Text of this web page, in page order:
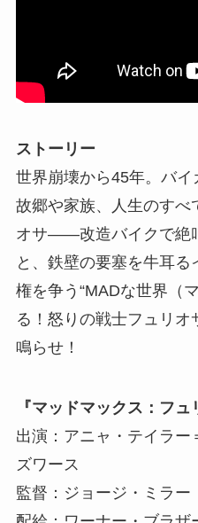
ストーリー
世界崩壊から45年。バイ
故郷や家族、人生のすべ
オサ――改造バイクで絶
と、鉄壁の要塞を牛耳
権を争う“MADな世界（
る！怒りの戦士フュリオ
鳴らせ！
『マッドマックス：フュ
出演：アニャ・テイラー
ズワース
監督：ジョージ・ミラー